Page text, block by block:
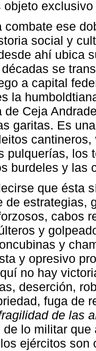
objeto
combate ese
social y
ahí ubica
se
a capital
la
de Ceja
garitas. Es
pulquerías, los
burdeles y las
que ésta
de estrategias,
cabos
y
y
y opresivo
no hay
deserción,
fuga de
de las
lo militar
ejércitos son